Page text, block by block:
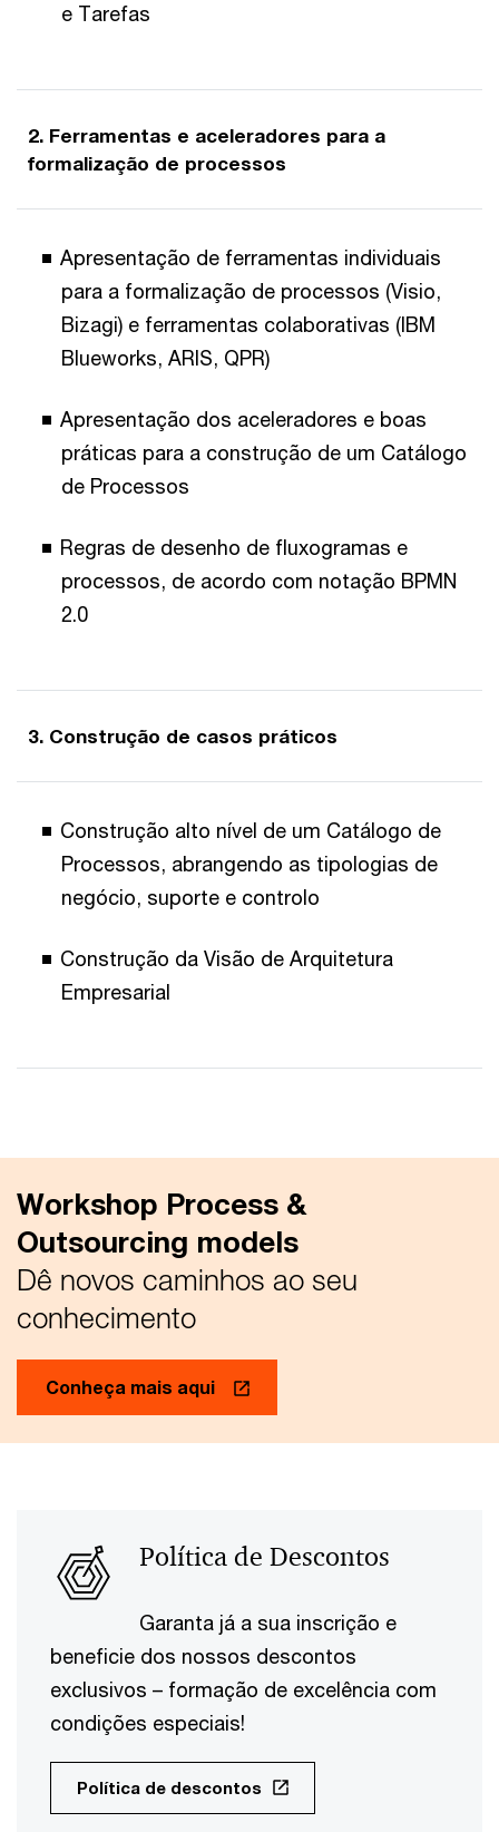
e Tarefas
2. Ferramentas e aceleradores para a
formalização de processos
Apresentação de ferramentas individuais
para a formalização de processos (Visio,
Bizagi) e ferramentas colaborativas (IBM
Blueworks, ARIS, QPR)
Apresentação dos aceleradores e boas
práticas para a construção de um Catálogo
de Processos
Regras de desenho de fluxogramas e
processos, de acordo com notação BPMN
2.0
3. Construção de casos práticos
Construção alto nível de um Catálogo de
Processos, abrangendo as tipologias de
negócio, suporte e controlo
Construção da Visão de Arquitetura
Empresarial
Workshop Process &
Outsourcing models
Dê novos caminhos ao seu
conhecimento
Conheça mais aqui
Política de Descontos
Garanta já a sua inscrição e
beneficie dos nossos descontos
exclusivos – formação de excelência com
condições especiais!
Política de descontos